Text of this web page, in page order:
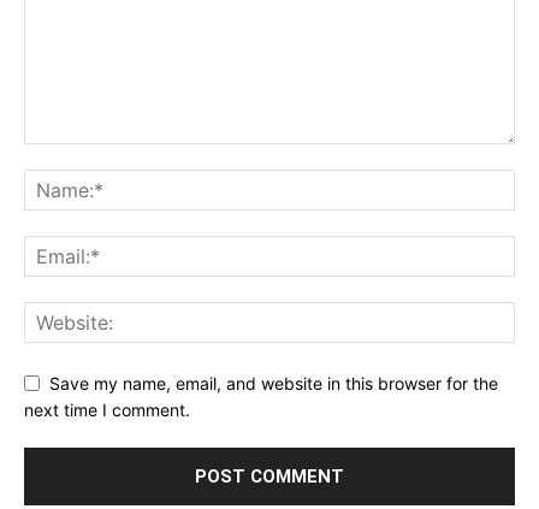
Save my name, email, and website in this browser for the
next time I comment.